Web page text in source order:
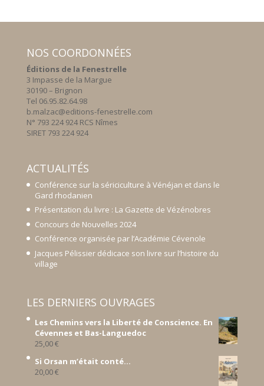
NOS COORDONNÉES
Éditions de la Fenestrelle
3 Impasse de la Margue
30190 – Brignon
Tel 06.95.82.64.98
b.malzac@editions-fenestrelle.com
N° 793 224 924 RCS Nîmes
SIRET 793 224 924
ACTUALITÉS
Conférence sur la sériciculture à Vénéjan et dans le
Gard rhodanien
Présentation du livre : La Gazette de Vézénobres
Concours de Nouvelles 2024
Conférence organisée par l’Académie Cévenole
Jacques Pélissier dédicace son livre sur l’histoire du
village
LES DERNIERS OUVRAGES
Les Chemins vers la Liberté de Conscience. En
Cévennes et Bas-Languedoc
25,00€
Si Orsan m’était conté...
20,00€